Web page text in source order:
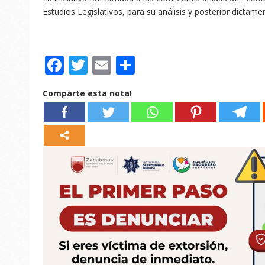
Estudios Legislativos, para su análisis y posterior
Facebook
Twitter
Email
Comparte esta nota!